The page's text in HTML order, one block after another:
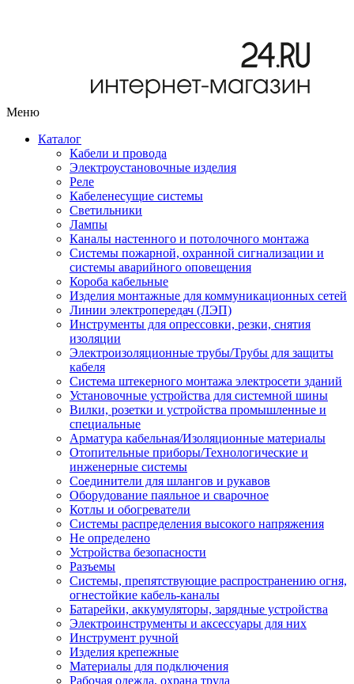
Меню
Каталог
Кабели и провода
Электроустановочные изделия
Реле
Кабеленесущие системы
Светильники
Лампы
Каналы настенного и потолочного монтажа
Системы пожарной, охранной сигнализации и
системы аварийного оповещения
Короба кабельные
Изделия монтажные для коммуникационных сетей
Линии электропередач (ЛЭП)
Инструменты для опрессовки, резки, снятия
изоляции
Электроизоляционные трубы/Трубы для защиты
кабеля
Система штекерного монтажа электросети зданий
Установочные устройства для системной шины
Вилки, розетки и устройства промышленные и
специальные
Арматура кабельная/Изоляционные материалы
Отопительные приборы/Технологические и
инженерные системы
Соединители для шлангов и рукавов
Оборудование паяльное и сварочное
Котлы и обогреватели
Системы распределения высокого напряжения
Не определено
Устройства безопасности
Разъемы
Системы, препятствующие распространению огня,
огнестойкие кабель-каналы
Батарейки, аккумуляторы, зарядные устройства
Электроинструменты и аксессуары для них
Инструмент ручной
Изделия крепежные
Материалы для подключения
Рабочая одежда, охрана труда